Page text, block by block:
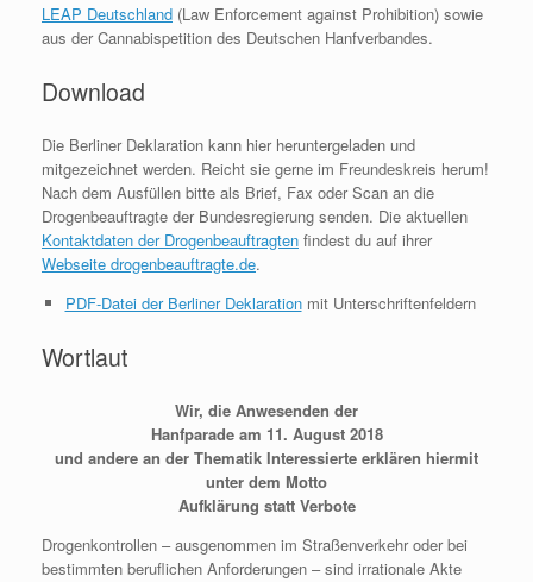
LEAP Deutschland (Law Enforcement against Prohibition) sowie
aus der Cannabispetition des Deutschen Hanfverbandes.
Download
Die Berliner Deklaration kann hier heruntergeladen und
mitgezeichnet werden. Reicht sie gerne im Freundeskreis herum!
Nach dem Ausfüllen bitte als Brief, Fax oder Scan an die
Drogenbeauftragte der Bundesregierung senden. Die aktuellen
Kontaktdaten der Drogenbeauftragten findest du auf ihrer
Webseite drogenbeauftragte.de.
PDF-Datei der Berliner Deklarationmit Unterschriftenfeldern
Wortlaut
Wir, die Anwesenden der
Hanfparade am 11. August 2018
und andere an der Thematik Interessierte erklären hiermit
unter dem Motto
Aufklärung statt Verbote
Drogenkontrollen – ausgenommen im Straßenverkehr oder bei
bestimmten beruflichen Anforderungen – sind irrationale Akte